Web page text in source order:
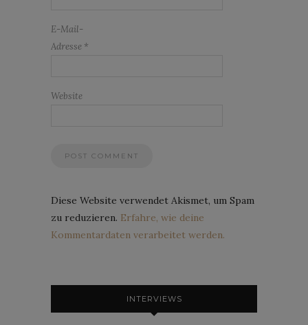
E-Mail-
Adresse *
Website
Diese Website verwendet Akismet, um Spam
zu reduzieren. Erfahre, wie deine
Kommentardaten verarbeitet werden.
INTERVIEWS